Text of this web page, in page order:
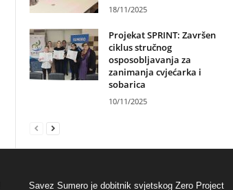
18/11/2025
Projekat SPRINT: Završen
ciklus stručnog
osposobljavanja za
zanimanja cvjećarka i
sobarica
10/11/2025
Savez Sumero je dobitnik svjetskog Zero Project